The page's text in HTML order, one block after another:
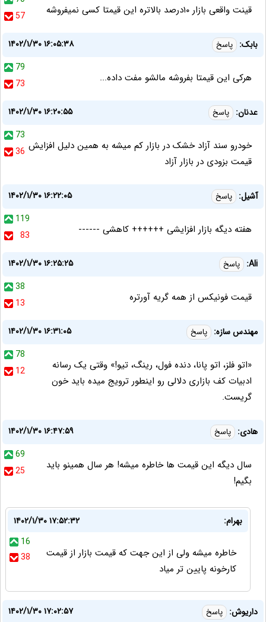
57
قینت واقعی بازار ۱۰درصد بالاتره این قیمتا کسی نمیفروشه
بابک: پاسخ
۱۴۰۲/۱/۳۰ ۱۶:۰۵:۳۸
79
73
هرکی این قیمتا بفروشه مالشو مفت داده...‌
عدنان: پاسخ
۱۴۰۲/۱/۳۰ ۱۶:۲۰:۵۵
73
36 خودرو سند آزاد خشک در بازار کم میشه به همین دلیل افزایش
قیمت بزودی در بازار آزاد
آشیل: پاسخ
۱۴۰۲/۱/۳۰ ۱۶:۲۲:۰۵
119
83
هفته دیگه بازار افزایشی ++++++ کاهشی ------
Ali: پاسخ
۱۴۰۲/۱/۳۰ ۱۶:۲۵:۲۵
38
13
قيمت فونيكس از همه گريه آورتره
مهندس سازه: پاسخ
۱۴۰۲/۱/۳۰ ۱۶:۳۱:۰۵
78
12
«اتو فلز، اتو پانا، دنده فول، رینگ، تیو!» وقتی یک رسانه
ادبیات کف بازاری دلالی رو اینطور ترویج میده باید خون
گریست.
هادی: پاسخ
۱۴۰۲/۱/۳۰ ۱۶:۴۷:۵۹
69
25
سال دیگه این قیمت ها خاطره میشه! هر سال همینو باید
بگیم!
بهرام:
۱۴۰۲/۱/۳۰ ۱۷:۵۲:۳۲
16
38
خاطره میشه ولی از این جهت که قیمت بازار از قیمت
کارخونه پایین تر میاد
داریوش: پاسخ
۱۴۰۲/۱/۳۰ ۱۷:۰۲:۵۷